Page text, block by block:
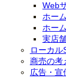
Web
ホー
ホー
実店
ローカル
商売の考
広告・宣